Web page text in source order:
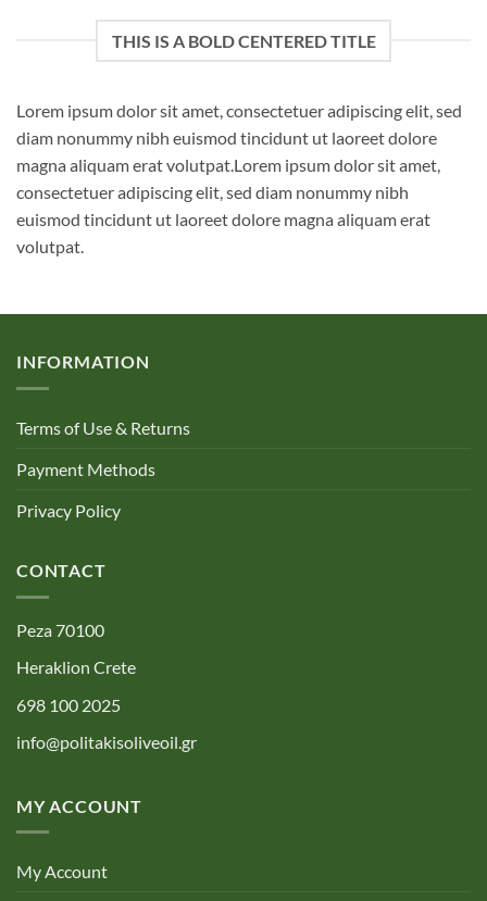
THIS IS A BOLD CENTERED TITLE
Lorem ipsum dolor sit amet, consectetuer adipiscing elit, sed
diam nonummy nibh euismod tincidunt ut laoreet dolore
magna aliquam erat volutpat.Lorem ipsum dolor sit amet,
consectetuer adipiscing elit, sed diam nonummy nibh
euismod tincidunt ut laoreet dolore magna aliquam erat
volutpat.
INFORMATION
Terms of Use & Returns
Payment Methods
Privacy Policy
CONTACT
Peza 70100
Heraklion Crete
698 100 2025
info@politakisoliveoil.gr
MY ACCOUNT
My Account